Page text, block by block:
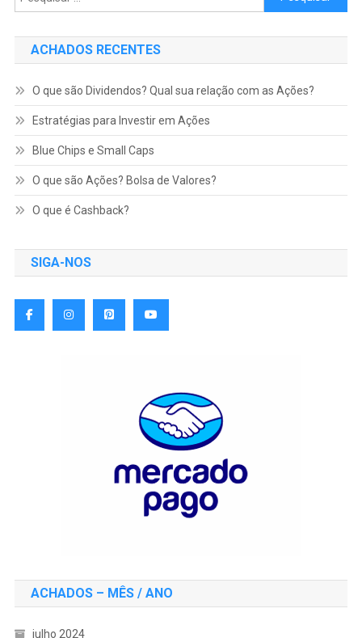
ACHADOS RECENTES
O que são Dividendos? Qual sua relação com as Ações?
Estratégias para Investir em Ações
Blue Chips e Small Caps
O que são Ações? Bolsa de Valores?
O que é Cashback?
SIGA-NOS
ACHADOS – MÊS / ANO
julho 2024